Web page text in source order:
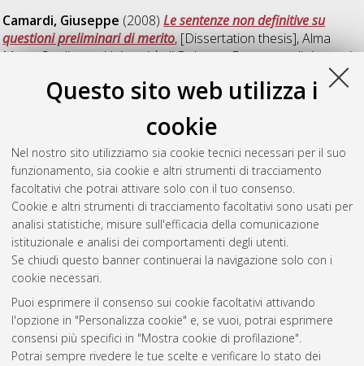
Questo sito web utilizza i
cookie
Nel nostro sito utilizziamo sia cookie tecnici necessari per il suo
funzionamento, sia cookie e altri strumenti di tracciamento
facoltativi che potrai attivare solo con il tuo consenso.
Cookie e altri strumenti di tracciamento facoltativi sono usati per
analisi statistiche, misure sull'efficacia della comunicazione
istituzionale e analisi dei comportamenti degli utenti.
Se chiudi questo banner continuerai la navigazione solo con i
cookie necessari.
Puoi esprimere il consenso sui cookie facoltativi attivando
l'opzione in "Personalizza cookie" e, se vuoi, potrai esprimere
consensi più specifici in "Mostra cookie di profilazione".
Potrai sempre rivedere le tue scelte e verificare lo stato dei
Camardi, Giuseppe (2008)Le sentenze non definitive su
questioni preliminari di merito, [Dissertation thesis], Alma
Mater Studiorum Università di Bologna. Dottorato di ricerca in
10.6092/unibo/amsdottorato/771.
La legge applicabile all'arbitrato
[Dissertation thesis], Alma Mater Studiorum Università di
Bologna. Dottorato di ricerca inDiritto processuale civile, 20
Ciclo.
Questa lista e' stata generata il Thu Aug 6 20:41:08 2026
Atom
Rss 1.0
Rss 2.0